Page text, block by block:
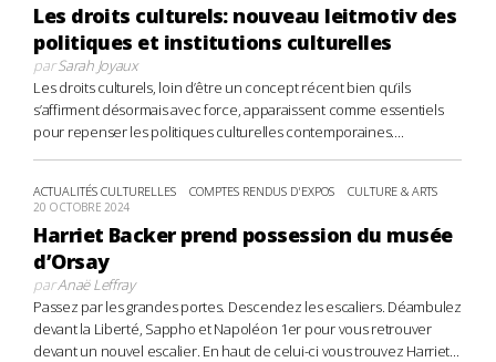
Les droits culturels: nouveau leitmotiv des
politiques et institutions culturelles
parSarah Joyaux
Les droits culturels, loin d’être un concept récent bien qu’ils
s’affirment désormais avec force, apparaissent comme essentiels
pour repenser les politiques culturelles contemporaines....
ACTUALITÉS CULTURELLES COMPTES RENDUS D'EXPOS CULTURE & ARTS
20 OCTOBRE 2024
Harriet Backer prend possession du musée
d’Orsay
parAnaë Leffray
Passez par les grandes portes. Descendez les escaliers. Déambulez
devant la Liberté, Sappho et Napoléon 1er pour vous retrouver
devant un nouvel escalier. En haut de celui-ci vous trouvez Harriet...